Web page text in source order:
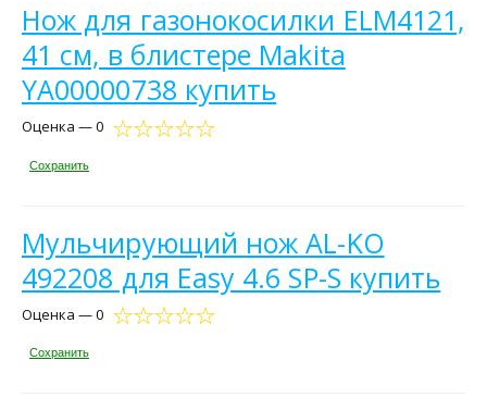
Нож для газонокосилки ELM4121,
41 см, в блистере Makita
YA00000738 купить
Оценка — 0
Сохранить
Мульчирующий нож AL-KO
492208 для Easy 4.6 SP-S купить
Оценка — 0
Сохранить